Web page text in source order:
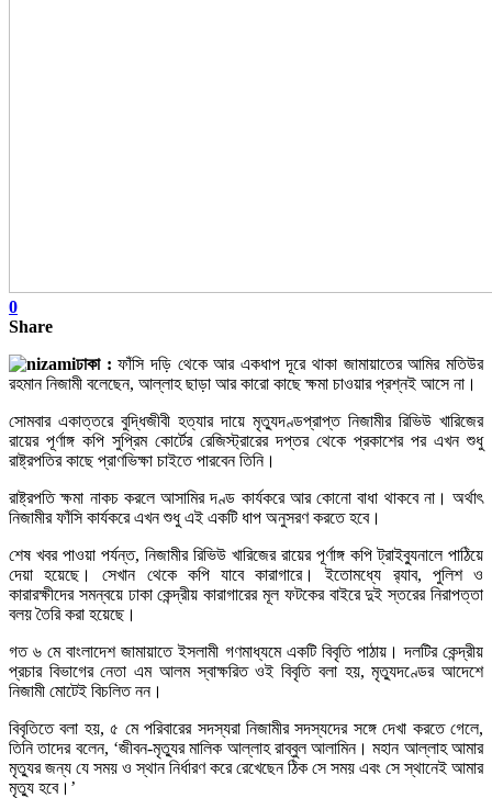
0
Share
ঢাকা : ফাঁসি দড়ি থেকে আর একধাপ দূরে থাকা জামায়াতের আমির মতিউর
রহমান নিজামী বলেছেন, আল্লাহ ছাড়া আর কারো কাছে ক্ষমা চাওয়ার প্রশ্নই আসে না।
সোমবার একাত্তরে বুদ্ধিজীবী হত্যার দায়ে মৃত্যুদণ্ডপ্রাপ্ত নিজামীর রিভিউ খারিজের
রায়ের পূর্ণাঙ্গ কপি সুপ্রিম কোর্টের রেজিস্ট্রারের দপ্তর থেকে প্রকাশের পর এখন শুধু
রাষ্ট্রপতির কাছে প্রাণভিক্ষা চাইতে পারবেন তিনি।
রাষ্ট্রপতি ক্ষমা নাকচ করলে আসামির দণ্ড কার্যকরে আর কোনো বাধা থাকবে না। অর্থাৎ
নিজামীর ফাঁসি কার্যকরে এখন শুধু এই একটি ধাপ অনুসরণ করতে হবে।
শেষ খবর পাওয়া পর্যন্ত, নিজামীর রিভিউ খারিজের রায়ের পূর্ণাঙ্গ কপি ট্রাইব্যুনালে পাঠিয়ে
দেয়া হয়েছে। সেখান থেকে কপি যাবে কারাগারে। ইতোমধ্যে র‌্যাব, পুলিশ ও
কারারক্ষীদের সমন্বয়ে ঢাকা কেন্দ্রীয় কারাগারের মূল ফটকের বাইরে দুই স্তরের নিরাপত্তা
বলয় তৈরি করা হয়েছে।
গত ৬ মে বাংলাদেশ জামায়াতে ইসলামী গণমাধ্যমে একটি বিবৃতি পাঠায়। দলটির কেন্দ্রীয়
প্রচার বিভাগের নেতা এম আলম স্বাক্ষরিত ওই বিবৃতি বলা হয়, মৃত্যুদণ্ডের আদেশে
নিজামী মোটেই বিচলিত নন।
বিবৃতিতে বলা হয়, ৫ মে পরিবারের সদস্যরা নিজামীর সদস্যদের সঙ্গে দেখা করতে গেলে,
তিনি তাদের বলেন, ‘জীবন-মৃত্যুর মালিক আল্লাহ রাব্বুল আলামিন। মহান আল্লাহ আমার
মৃত্যুর জন্য যে সময় ও স্থান নির্ধারণ করে রেখেছেন ঠিক সে সময় এবং সে স্থানেই আমার
মৃত্যু হবে।’